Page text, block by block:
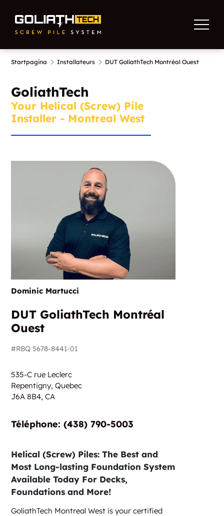
Startpagina Installateurs DUT GoliathTech Montréal Ouest
GoliathTech
Your Helical (Screw) Pile
Installer - Montreal West
Dominic Martucci
DUT GoliathTech Montréal
Ouest
#RBQ 5678-8441-01
535-C rue Leclerc
Repentigny, Quebec
J6A 8B4,CA
Téléphone: (438) 790-5003
Helical (Screw) Piles: The Best and
Most Long-lasting Foundation System
Available Today For Decks,
Foundations and More!
GoliathTech Montreal West is your certified